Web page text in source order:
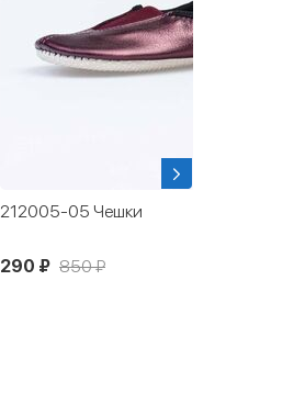
212005-05 Чешки
290 ₽ 850 ₽